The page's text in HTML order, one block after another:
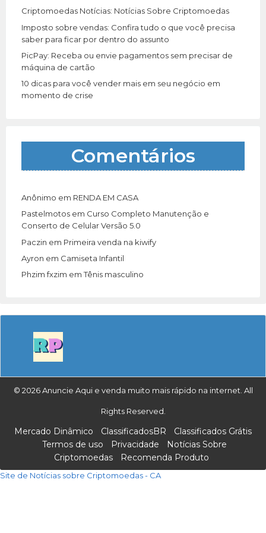
Criptomoedas Notícias: Notícias Sobre Criptomoedas
Imposto sobre vendas: Confira tudo o que você precisa
saber para ficar por dentro do assunto
PicPay: Receba ou envie pagamentos sem precisar de
máquina de cartão
10 dicas para você vender mais em seu negócio em
momento de crise
Comentários
Anônimo em RENDA EM CASA
Pastelmotos em Curso Completo Manutenção e
Conserto de Celular Versão 5.0
Paczin em Primeira venda na kiwify
Ayron em Camiseta Infantil
Phzim fxzim emTênis masculino
© 2026 Anuncie Aqui e venda muito mais rápido na internet. All
Rights Reserved.
Mercado Dinâmico ClassificadosBR
Classificados Grátis
Termos de uso
Privacidade
Notícias Sobre
Criptomoedas
Recomenda Produto
Site de Notícias sobre Criptomoedas - CA